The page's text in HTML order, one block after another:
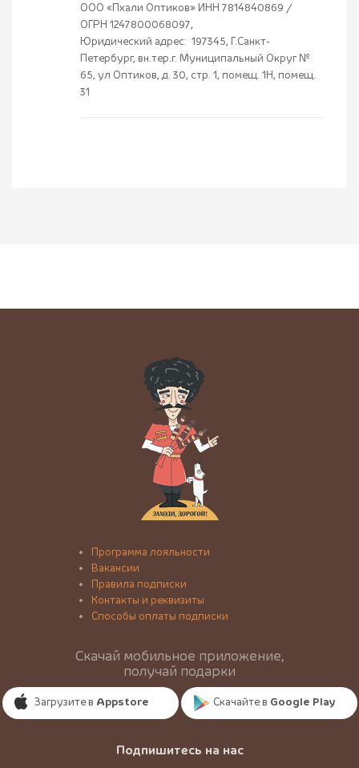
ООО «Пхали Оптиков» ИНН 7814840869 /
ОГРН 1247800068097,
Юридический адрес: 197345, Г.Санкт-
Петербург, вн.тер.г. Муниципальный Округ №
65, ул Оптиков, д. 30, стр. 1, помещ. 1Н, помещ.
31
Программа лояльности
Вакансии
Правила подписки
Контакты и реквизиты
Способы оплаты подписки
Скачай мобильное приложение,
получай подарки
Загрузите в Appstore Скачайте в Google Play
Подпишитесь на нас